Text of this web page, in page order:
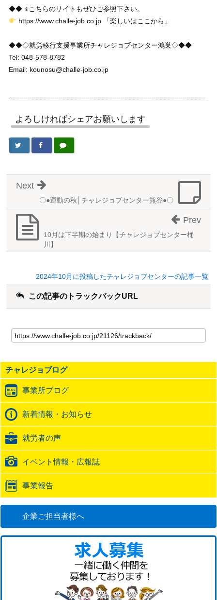
◆◆ ※こちらのサイトもぜひご参照下さい。
https://www.challe-job.co.jp 「楽しいはここから」
◆◆◇就労移行支援事業所チャレジョブセンター鴻巣◇◆◆
Tel: 048-578-8782
Email: kounosu@challe-job.co.jp
よろしければシェアお願いします
〇●運動の秋│チャレジョブセンター熊谷●〇
Next
10月は下半期の始まり【チャレジョブセンター桶
川】
Prev
2024年10月に投稿したチャレジョブセンターの記事一覧
この記事のトラックバックURL
の
記
の
ト
ッ
ク
バ
ッ
URL
チャレジョブログ
事業所ブログ
新着情報・お知らせ
就労者の声
イベント情報・広報誌
事業報告
企業ご担当者様へ